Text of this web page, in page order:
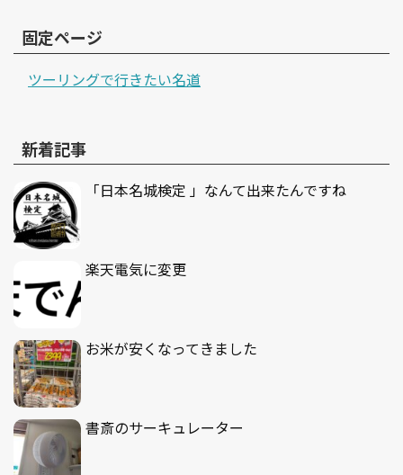
固定ページ
ツーリングで行きたい名道
新着記事
「日本名城検定 」なんて出来たんですね
楽天電気に変更
お米が安くなってきました
書斎のサーキュレーター